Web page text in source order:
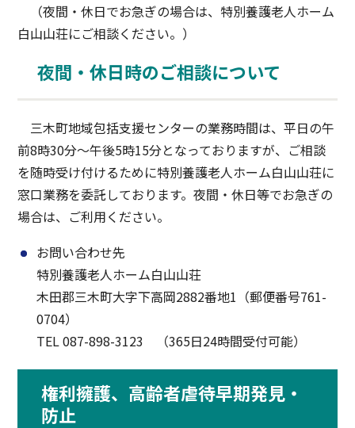
（夜間・休日でお急ぎの場合は、特別養護老人ホーム
白山山荘にご相談ください。）
夜間・休日時のご相談について
三木町地域包括支援センターの業務時間は、平日の午
前8時30分～午後5時15分となっておりますが、ご相談
を随時受け付けるために特別養護老人ホーム白山山荘に
窓口業務を委託しております。夜間・休日等でお急ぎの
場合は、ご利用ください。
お問い合わせ先
特別養護老人ホーム白山山荘
木田郡三木町大字下高岡2882番地1（郵便番号761-
0704）
TEL 087-898-3123 （365日24時間受付可能）
権利擁護、高齢者虐待早期発見・
防止